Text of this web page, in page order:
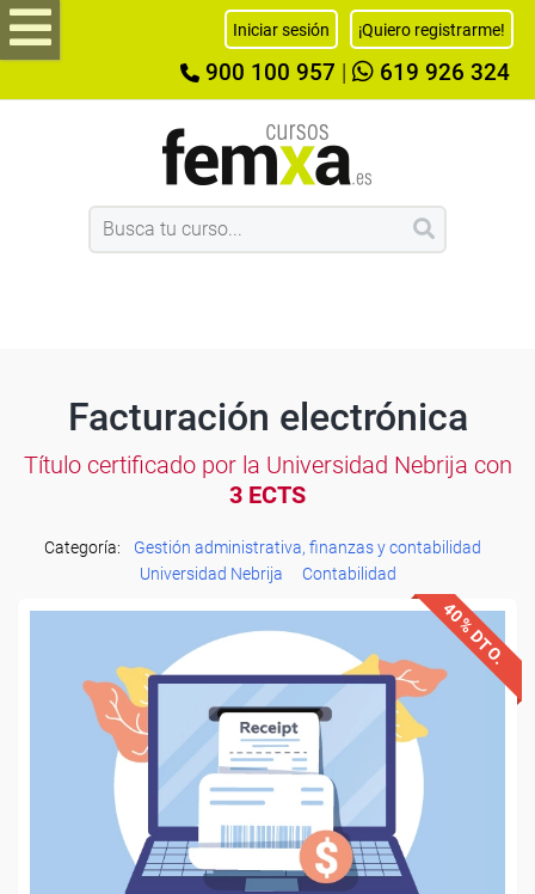
Iniciar sesión ¡Quiero registrarme!
900 100 957 619 926 324
Facturación electrónica
Título certificado por la Universidad Nebrija con
3 ECTS
Categoría:
Gestión administrativa, finanzas y contabilidad
Universidad Nebrija
Contabilidad
40% DTO.